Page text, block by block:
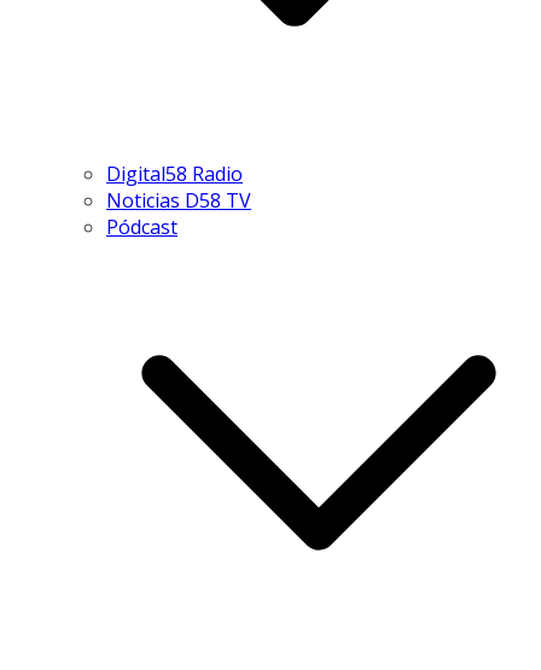
Digital58 Radio
Noticias D58 TV
Pódcast